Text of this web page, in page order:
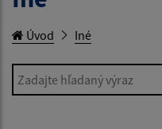
Úvod Iné
Zadajte hľadaný výraz